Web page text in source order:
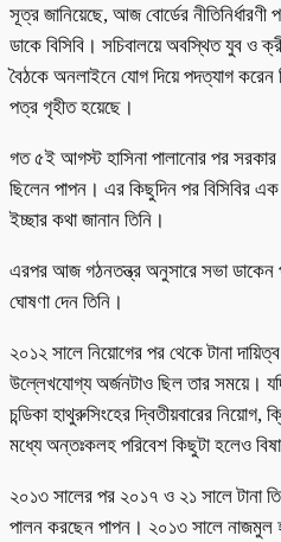
সূত্র জানিয়েছে, আজ বোর্ডের নীতিনির্ধারণী
ডাকে বিসিবি। সচিবালয়ে অবস্থিত যুব ও
বৈঠকে অনলাইনে যোগ দিয়ে পদত্যাগ করেন
পত্র গৃহীত হয়েছে।
গত ৫ই আগস্ট হাসিনা পালানোর পর
ছিলেন পাপন। এর কিছুদিন পর বিসিবির
ইচ্ছার কথা জানান তিনি।
এরপর আজ গঠনতন্ত্র অনুসারে সভা ডাকেন
ঘোষণা দেন তিনি।
২০১২ সালে নিয়োগের পর থেকে টানা
উল্লেখযোগ্য অর্জনটাও ছিল তার সময়ে।
চন্ডিকা হাথুরুসিংহের দ্বিতীয়বারের
মধ্যে অন্তঃকলহ পরিবেশ কিছুটা হলেও
২০১৩ সালের পর ২০১৭ ও ২১ সালে টানা
পালন করছেন পাপন। ২০১৩ সালে নাজমুল